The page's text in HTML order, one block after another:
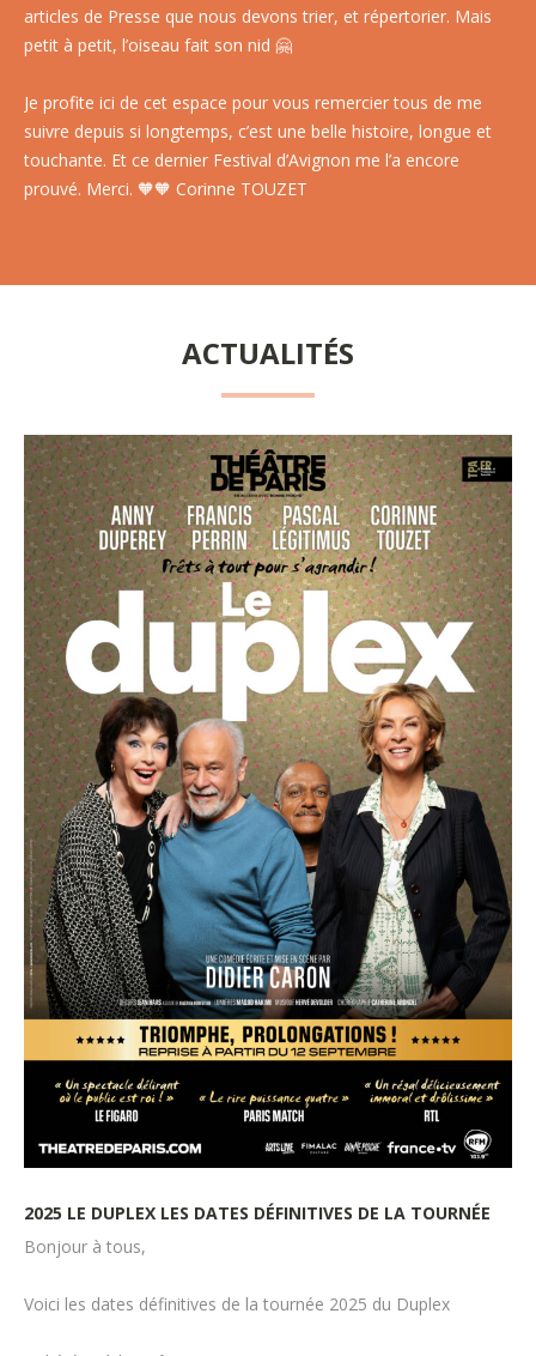
articles de Presse que nous devons trier, et répertorier. Mais
petit à petit, l’oiseau fait son nid 🤗
Je profite ici de cet espace pour vous remercier tous de me
suivre depuis si longtemps, c’est une belle histoire, longue et
touchante. Et ce dernier Festival d’Avignon me l’a encore
prouvé. Merci. 🧡🧡 Corinne TOUZET
ACTUALITÉS
2025 LE DUPLEX LES DATES DÉFINITIVES DE LA TOURNÉE
Bonjour à tous,
Voici les dates définitives de la tournée 2025 du Duplex